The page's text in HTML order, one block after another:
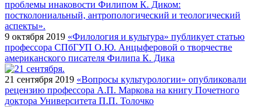
9 октября 2019 «Филология и культура» публикует статью
профессора СПбГУП О.Ю. Анцыферовой о творчестве
американского писателя Филипа К. Дика
21 сентября 2019 «Вопросы культурологии» опубликовали
рецензию профессора А.П. Маркова на книгу Почетного
доктора Университета П.П. Толочко